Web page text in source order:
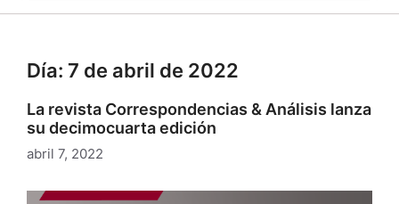
Día: 7 de abril de 2022
La revista Correspondencias & Análisis lanza
su decimocuarta edición
abril 7, 2022